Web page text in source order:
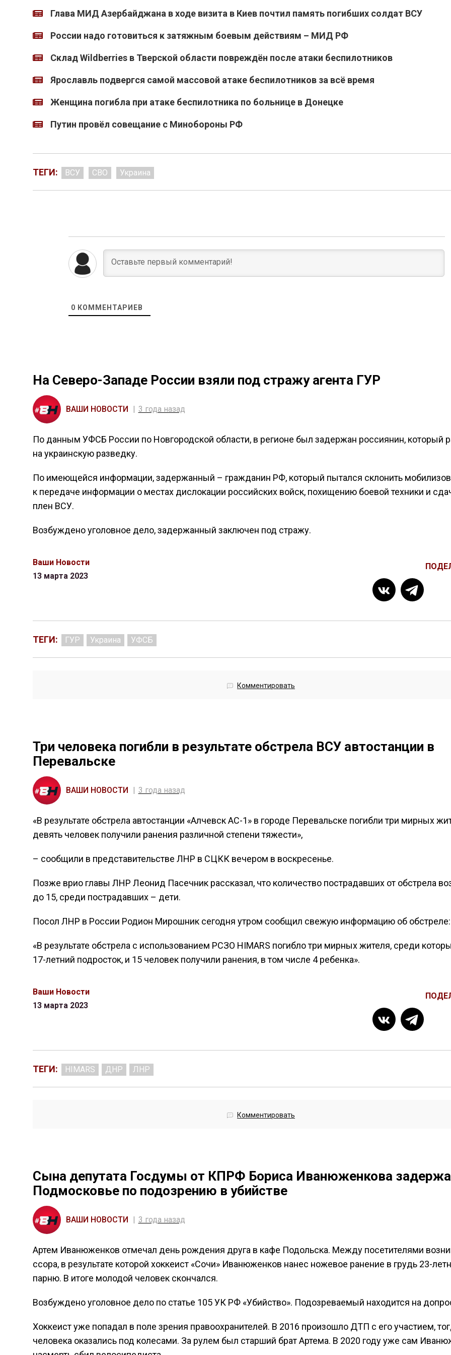
Глава МИД Азербайджана в ходе визита в Киев почтил память погибших солдат ВСУ
России надо готовиться к затяжным боевым действиям – МИД РФ
Склад Wildberries в Тверской области повреждён после атаки беспилотников
Ярославль подвергся самой массовой атаке беспилотников за всё время
Женщина погибла при атаке беспилотника по больнице в Донецке
Путин провёл совещание с Минобороны РФ
ТЕГИ: ВСУ СВО Украина
0 КОММЕНТАРИЕВ
На Северо-Западе России взяли под стражу агента ГУР
ВАШИ НОВОСТИ 3 года назад
По данным УФСБ России по Новгородской области, в регионе был задержан россиянин, который
на украинскую разведку.
По имеющейся информации, задержанный – гражданин РФ, который пытался склонить
к передаче информации о местах дислокации российских войск, похищению боевой техники и
плен ВСУ.
Возбуждено уголовное дело, задержанный заключен под стражу.
Ваши Новости
13 марта 2023
ТЕГИ: ГУР Украина УФСБ
Комментировать
Три человека погибли в результате обстрела ВСУ автостанции в
Перевальске
ВАШИ НОВОСТИ 3 года назад
«В результате обстрела автостанции «Алчевск АС-1» в городе Перевальске погибли три мирных
девять человек получили ранения различной степени тяжести»,
– сообщили в представительстве ЛНР в СЦКК вечером в воскресенье.
Позже врио главы ЛНР Леонид Пасечник рассказал, что количество пострадавших от обстрела
до 15, среди пострадавших – дети.
Посол ЛНР в России Родион Мирошник сегодня утром сообщил свежую информацию об обстреле:
«В результате обстрела с использованием РСЗО HIMARS погибло три мирных жителя, среди
17-летний подросток, и 15 человек получили ранения, в том числе 4 ребенка».
Ваши Новости
13 марта 2023
ТЕГИ: HIMARS ДНР ЛНР
Комментировать
Сына депутата Госдумы от КПРФ Бориса Иванюженкова
Подмосковье по подозрению в убийстве
ВАШИ НОВОСТИ 3 года назад
Артем Иванюженков отмечал день рождения друга в кафе Подольска. Между посетителями
ссора, в результате которой хоккеист «Сочи» Иванюженков нанес ножевое ранение в грудь 23-
парню. В итоге молодой человек скончался.
Возбуждено уголовное дело по статье 105 УК РФ «Убийство». Подозреваемый находится на
Хоккеист уже попадал в поле зрения правоохранителей. В 2016 произошло ДТП с его участием,
человека оказались под колесами. За рулем был старший брат Артема. В 2020 году уже сам